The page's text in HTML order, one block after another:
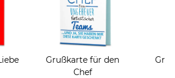
Grußkarte für den
Chef